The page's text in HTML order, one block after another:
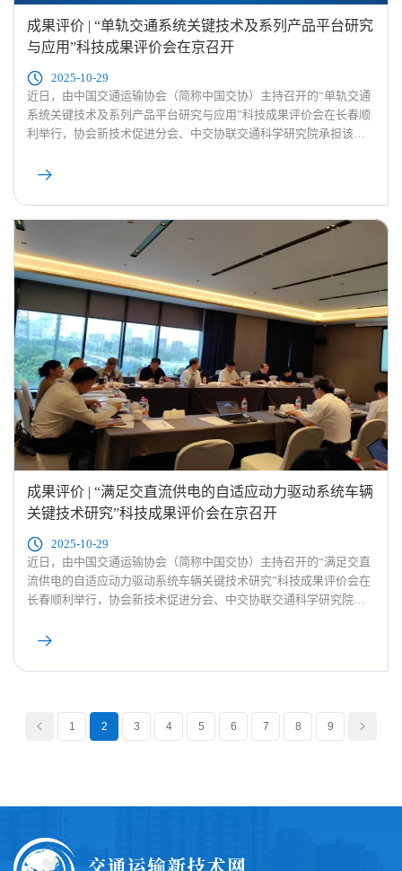
成果评价 | “单轨交通系统关键技术及系列产品平台研究
与应用”科技成果评价会在京召开
2025-10-29
近日，由中国交通运输协会（简称中国交协）主持召开的“单轨交通
系统关键技术及系列产品平台研究与应用”科技成果评价会在长春顺
利举行，协会新技术促进分会、中交协联交通科学研究院承担该评
成果评价 | “满足交直流供电的自适应动力驱动系统车辆
关键技术研究”科技成果评价会在京召开
2025-10-29
近日，由中国交通运输协会（简称中国交协）主持召开的“满足交直
流供电的自适应动力驱动系统车辆关键技术研究”科技成果评价会在
长春顺利举行，协会新技术促进分会、中交协联交通科学研究院承
< 1 2 3 4 5 6 7 8 9 >